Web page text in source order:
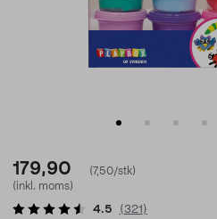
179,90
(7,50/stk)
(inkl. moms)
4.5 (321 )